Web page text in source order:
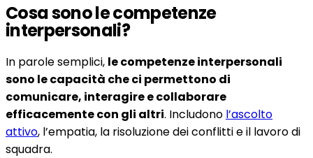
Cosa sono le competenze
interpersonali?
In parole semplici, le competenze interpersonali
sono le capacità che ci permettono di
comunicare, interagire e collaborare
efficacemente con gli altri. Includono l’ascolto
attivo, l’empatia, la risoluzione dei conflitti e il lavoro di
squadra.